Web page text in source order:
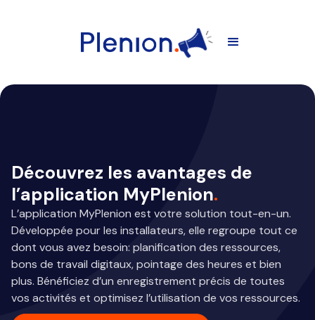
Découvrez les avantages de
l’application MyPlenion.
L’application MyPlenion est votre solution tout-en-un.
Développée pour les installateurs, elle regroupe tout ce
dont vous avez besoin: planification des ressources,
bons de travail digitaux, pointage des heures et bien
plus. Bénéficiez d’un enregistrement précis de toutes
vos activités et optimisez l’utilisation de vos ressources.